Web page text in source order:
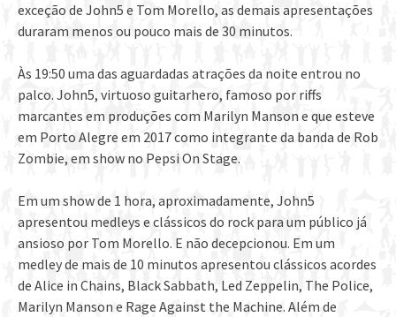
exceção de John5 e Tom Morello, as demais apresentações
duraram menos ou pouco mais de 30 minutos.
Às 19:50 uma das aguardadas atrações da noite entrou no
palco. John5, virtuoso guitarhero, famoso por riffs
marcantes em produções com Marilyn Manson e que esteve
em Porto Alegre em 2017 como integrante da banda de Rob
Zombie, em show no Pepsi On Stage.
Em um show de 1 hora, aproximadamente, John5
apresentou medleys e clássicos do rock para um público já
ansioso por Tom Morello. E não decepcionou. Em um
medley de mais de 10 minutos apresentou clássicos acordes
de Alice in Chains, Black Sabbath, Led Zeppelin, The Police,
Marilyn Manson e Rage Against the Machine. Além de